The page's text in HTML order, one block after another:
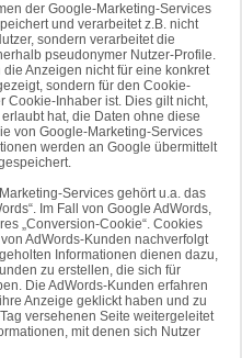
der Google-Marketing-Services
und verarbeitet z.B. nicht
sondern verarbeitet die
pseudonymer Nutzer-Profile.
Anzeigen nicht für eine konkret
sondern für den Cookie-
Cookie-Inhaber ist. Dies gilt nicht,
hat, die Daten ohne diese
von Google-Marketing-Services
werden an Google übermittelt
Services gehört u.a. das
Im Fall von Google AdWords,
„Conversion-Cookie“. Cookies
AdWords-Kunden nachverfolgt
Informationen dienen dazu,
zu erstellen, die sich für
Die AdWords-Kunden erfahren
Anzeige geklickt haben und zu
versehenen Seite weitergeleitet
mit denen sich Nutzer